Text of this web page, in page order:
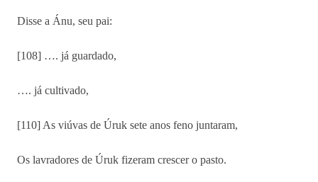
Disse a Ánu, seu pai:
[108] …. já guardado,
…. já cultivado,
[110] As viúvas de Úruk sete anos feno juntaram,
Os lavradores de Úruk fizeram crescer o pasto.